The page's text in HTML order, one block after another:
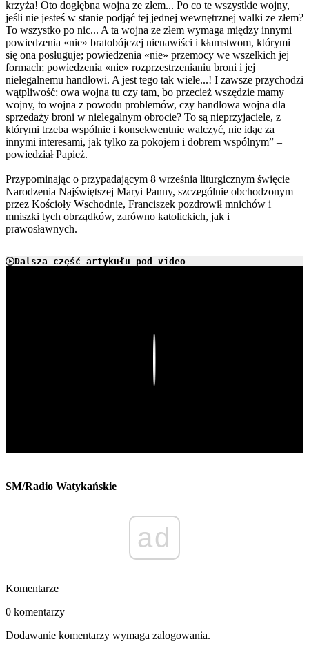
krzyża! Oto dogłębna wojna ze złem... Po co te wszystkie wojny,
jeśli nie jesteś w stanie podjąć tej jednej wewnętrznej walki ze złem?
To wszystko po nic... A ta wojna ze złem wymaga między innymi
powiedzenia «nie» bratobójczej nienawiści i kłamstwom, którymi
się ona posługuje; powiedzenia «nie» przemocy we wszelkich jej
formach; powiedzenia «nie» rozprzestrzenianiu broni i jej
nielegalnemu handlowi. A jest tego tak wiele...! I zawsze przychodzi
wątpliwość: owa wojna tu czy tam, bo przecież wszędzie mamy
wojny, to wojna z powodu problemów, czy handlowa wojna dla
sprzedaży broni w nielegalnym obrocie? To są nieprzyjaciele, z
którymi trzeba wspólnie i konsekwentnie walczyć, nie idąc za
innymi interesami, jak tylko za pokojem i dobrem wspólnym” –
powiedział Papież.
Przypominając o przypadającym 8 września liturgicznym święcie
Narodzenia Najświętszej Maryi Panny, szczególnie obchodzonym
przez Kościoły Wschodnie, Franciszek pozdrowił mnichów i
mniszki tych obrządków, zarówno katolickich, jak i
prawosławnych.
Dalsza część artykułu pod video
SM/Radio Watykańskie
ad
Komentarze
0 komentarzy
Dodawanie komentarzy wymaga zalogowania.